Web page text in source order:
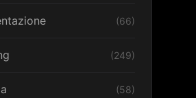
(66)
(249)
(58)